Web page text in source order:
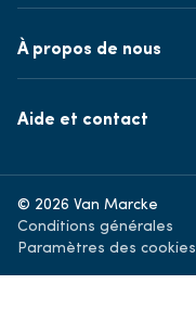
À propos de nous
Aide et contact
© 2026 Van Marcke
Conditions générales
Paramètres des cookies